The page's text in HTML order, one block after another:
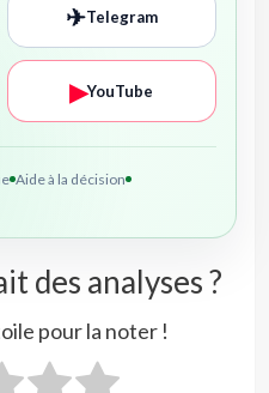
✈Telegram
▶YouTube
Aide à la décision
des analyses ?
pour la noter !